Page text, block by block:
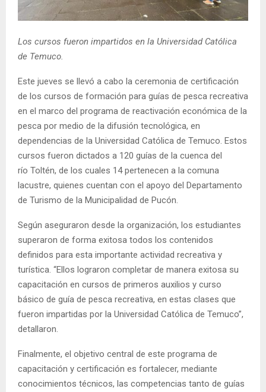
Los cursos fueron impartidos en la Universidad Católica
de Temuco.
Este jueves se llevó a cabo la ceremonia de certificación
de los cursos de formación para guías de pesca recreativa
en el marco del programa de reactivación económica de la
pesca por medio de la difusión tecnológica, en
dependencias de la Universidad Católica de Temuco. Estos
cursos fueron dictados a 120 guías de la cuenca del
río Toltén, de los cuales 14 pertenecen a la comuna
lacustre, quienes cuentan con el apoyo del Departamento
de Turismo de la Municipalidad de Pucón.
Según aseguraron desde la organización, los estudiantes
superaron de forma exitosa todos los contenidos
definidos para esta importante actividad recreativa y
turística. “Ellos lograron completar de manera exitosa su
capacitación en cursos de primeros auxilios y curso
básico de guía de pesca recreativa, en estas clases que
fueron impartidas por la Universidad Católica de Temuco”,
detallaron.
Finalmente, el objetivo central de este programa de
capacitación y certificación es fortalecer, mediante
conocimientos técnicos, las competencias tanto de guías